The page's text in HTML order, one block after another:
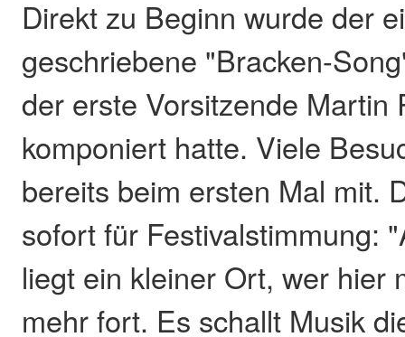
Direkt zu Beginn wurde der
geschriebene "Bracken-
der erste Vorsitzende Martin
komponiert hatte. Viele
bereits beim ersten Mal mit.
sofort für Festivalstimmung:
liegt ein kleiner Ort, wer hier
mehr fort. Es schallt Musik